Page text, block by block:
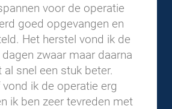
voor de operatie
goed opgevangen en
Het herstel vond ik de
zwaar maar daarna
al snel een stuk beter.
ik de operatie erg
ik ben zeer tevreden met